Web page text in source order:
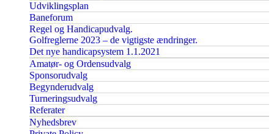
Udviklingsplan
Baneforum
Regel og Handicapudvalg.
Golfreglerne 2023 – de vigtigste ændringer.
Det nye handicapsystem 1.1.2021
Amatør- og Ordensudvalg
Sponsorudvalg
Begynderudvalg
Turneringsudvalg
Referater
Nyhedsbrev